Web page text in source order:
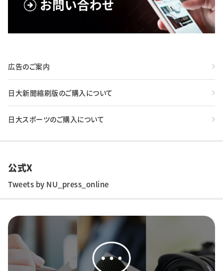
広告のご案内
日大新聞縮刷版のご購入について
日大スポーツのご購入について
公式X
Tweets by NU_press_online